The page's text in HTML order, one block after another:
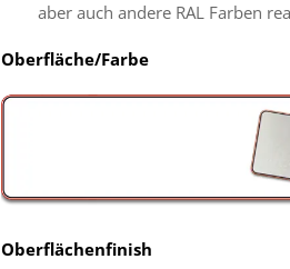
aber auch andere RAL Farben
Oberfläche/Farbe
Oberflächenfinish